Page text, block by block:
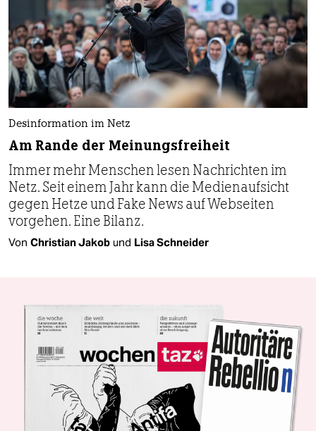
Desinformation im Netz
Am Rande der Meinungsfreiheit
Immer mehr Menschen lesen Nachrichten im
Netz. Seit einem Jahr kann die Medienaufsicht
gegen Hetze und Fake News auf Webseiten
vorgehen. Eine Bilanz.
Von Christian Jakob und Lisa Schneider